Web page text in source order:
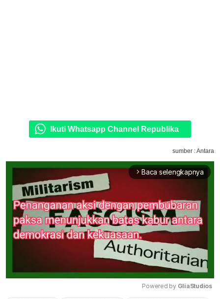
Ikuti Whatsapp Channel Republika
sumber : Antara
arrow_forward_ios Baca selengkapnya
Powered by GliaStudios